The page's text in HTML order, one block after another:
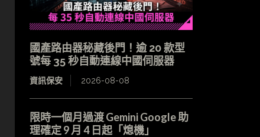
國產路由器秘藏後門！逾 20 款型
號每 35 秒自動連線中國伺服器
資訊保安 2026-08-08
限時一個月過渡 Gemini Google 助
理確定 9 月 4 日起「熄機」